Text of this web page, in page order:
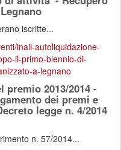
iscritte...
inail-autoliquidazione-
il-primo-biennio-di-
a-legnano
2013/2014 -
dei premi e
legge n. 4/2014
n. 57/2014...